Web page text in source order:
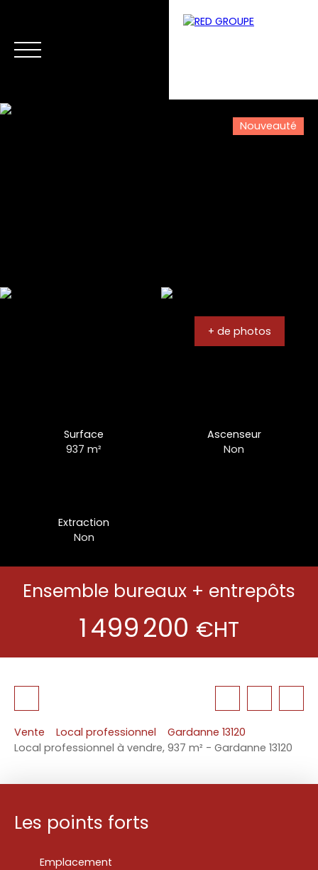
Nouveauté
+ de photos
Surface
937m²
Ascenseur
Non
Extraction
Non
Ensemble bureaux + entrepôts
1 499 200 €HT
Vente Local professionnel
Gardanne 13120
Local professionnel à vendre, 937 m² - Gardanne 13120
Les points forts
Emplacement